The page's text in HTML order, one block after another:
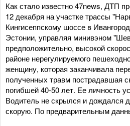
Как стало известно 47news, ДТП
12 декабря на участке трассы
Кингисеппскому шоссе в
Эстонии, управляя минивэном
предположительно, высокой
районе нерегулируемого
женщину, которая заканчивала
полученных травм пострадавшая
погибшей 40-50 лет. Ее личность
Водитель не скрылся и дождался
скорую. По предварительным